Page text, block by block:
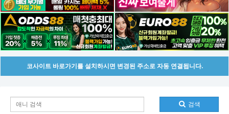
코사이트 바로가기를 설치하시면 변경된 주소로 자동 연결됩니다.
검색